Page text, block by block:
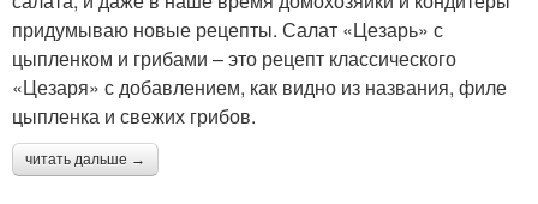
придумываю новые рецепты. Салат «Цезарь» с
цыпленком и грибами – это рецепт классического
«Цезаря» с добавлением, как видно из названия, филе
цыпленка и свежих грибов.
читать дальше →